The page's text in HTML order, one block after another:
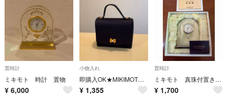
置時計
ミキモト 時計 置物
¥ 6,000
小物入れ
即購入OK★MIKIMOTO ミキモト レトロ雑貨 バッグ型 ミニジュエリーケース ネイビー アンティーク レトロ リボン付き
¥ 1,355
置時計
ミキモト 真珠付置き時計 アーチ型
¥ 1,700